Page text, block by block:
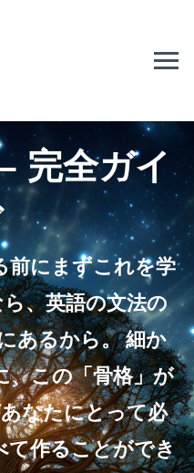
完全ガイ
前にまずこれを学
、英語の文法の
あるから。 細か
、この「骨格」が
なたにとって必
て作ることができ